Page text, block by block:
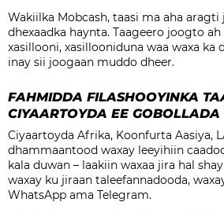
Wakiilka Mobcash, taasi ma aha aragti
dhexaadka haynta. Taageero joogto
xasillooni, xasillooniduna waa waxa ka
inay sii joogaan muddo dheer.
FAHMIDDA FILASHOOYINKA
CIYAARTOYDA EE
Ciyaartoyda Afrika, Koonfurta Aasiya,
dhammaantood waxay leeyihiin
kala duwan – laakiin waxaa jira hal
waxay ku jiraan taleefannadooda,
WhatsApp ama Telegram.